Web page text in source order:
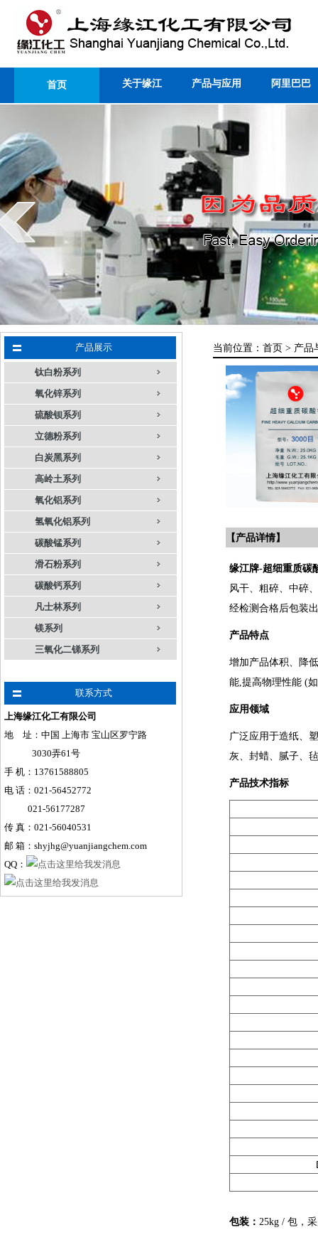
首页 关于缘江 产品与应用 阿里巴巴
产品展示
钛白粉系列
氧化锌系列
硫酸钡系列
立德粉系列
白炭黑系列
高岭土系列
氧化铝系列
氢氧化铝系列
碳酸锰系列
滑石粉系列
碳酸钙系列
凡士林系列
镁系列
三氧化二锑系列
联系方式
上海缘江化工有限公司
地 址：中国 上海市 宝山区罗宁路
3030弄61号
手 机 ： 13761588805
电 话：021-56452772
021-56177287
传 真：021-56040531
邮 箱：shyjhg@yuanjiangchem.com
QQ：
当前位置： 首页 > 产品
【产品详情】
缘江牌-超细重质碳
风干、粗碎、中碎
经检测合格后包装
产品特点
增加产品体积、降
能,提高物理性能 (
应用领域
广泛应用于造纸、
灰、封蜡、腻子、
产品技术指标
包装： 25kg / 包，